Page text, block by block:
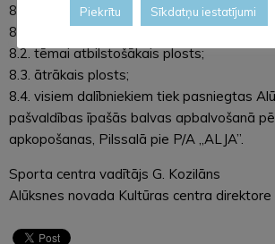
8. Apbalvojumu kategorijas:
8.1. oriģinālākais plosts;
8.2. tēmai atbilstošākais plosts;
8.3. ātrākais plosts;
8.4. visiem dalībniekiem tiek pasniegtas
pašvaldības īpašās balvas apbalvošanā
apkopošanas, Pilssalā pie P/A „ALJA”.
Sporta centra vadītājs G. Kozilāns
Alūksnes novada Kultūras centra direktore
Piekrītu Sīkdatņu iestatījumi